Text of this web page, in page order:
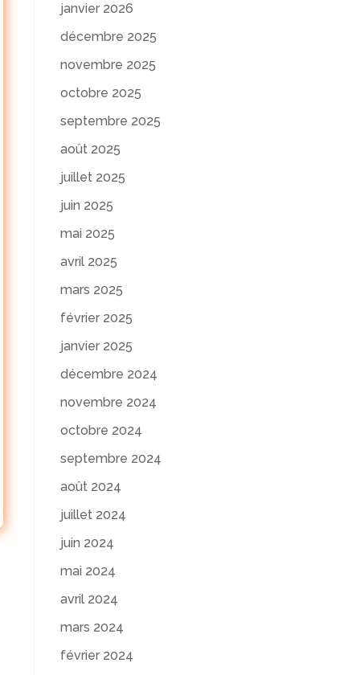
janvier 2026
décembre 2025
novembre 2025
octobre 2025
septembre 2025
août 2025
juillet 2025
juin 2025
mai 2025
avril 2025
mars 2025
février 2025
janvier 2025
décembre 2024
novembre 2024
octobre 2024
septembre 2024
août 2024
juillet 2024
juin 2024
mai 2024
avril 2024
mars 2024
février 2024